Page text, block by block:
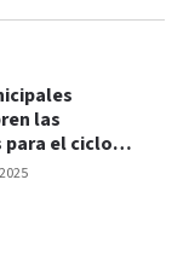
las
el ciclo